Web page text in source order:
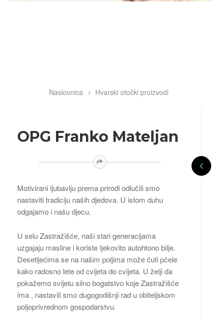
Breadcrumb
Naslovnica Hvarski otočki proizvodi
OPG Franko Mateljan
Motivirani ljubavlju prema prirodi odlučili smo
nastaviti tradiciju naših djedova. U istom duhu
odgajamo i našu djecu.
U selu Zastražišće, naši stari generacijama
uzgajaju masline i koriste ljekovito autohtono bilje.
Desetljećima se na našim poljima može čuti pčele
kako radosno lete od cvijeta do cvijeta. U želji da
pokažemo svijetu silno bogatstvo koje Zastražišće
ima , nastavili smo dugogodišnji rad u obiteljskom
poljoprivrednom gospodarstvu.